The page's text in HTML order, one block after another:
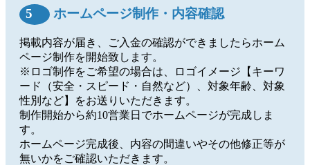
5 ホームページ制作・内容確認
掲載内容が届き、ご入金の確認ができましたらホーム
ページ制作を開始致します。
※ロゴ制作をご希望の場合は、ロゴイメージ【キーワ
ード（安全・スピード・自然など）、対象年齢、対象
性別など】をお送りいただきます。
制作開始から約10営業日でホームページが完成しま
す。
ホームページ完成後、内容の間違いやその他修正等が
無いかをご確認いただきます。